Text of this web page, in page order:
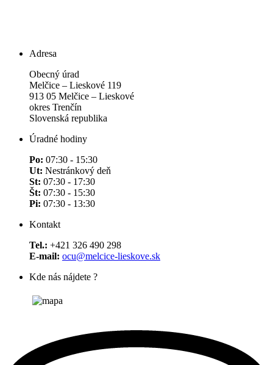
Adresa
Obecný úrad
Melčice – Lieskové 119
913 05 Melčice – Lieskové
okres Trenčín
Slovenská republika
Úradné hodiny
Po: 07:30 - 15:30
Ut: Nestránkový deň
St: 07:30 - 17:30
Št: 07:30 - 15:30
Pi: 07:30 - 13:30
Kontakt
Tel.: +421 326 490 298
E-mail: ocu@melcice-lieskove.sk
Kde nás nájdete ?